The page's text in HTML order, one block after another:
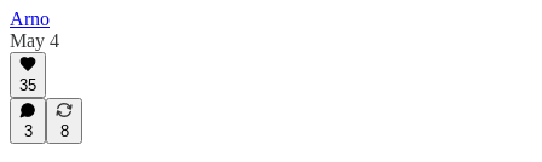
Arno
May 4
35
3 8